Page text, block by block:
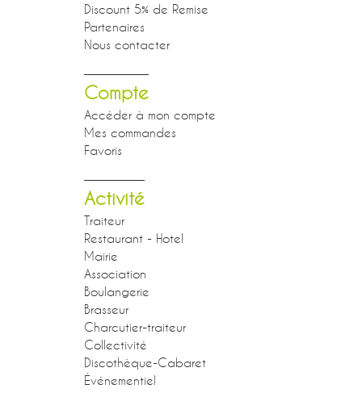
Discount 5% de Remise
Partenaires
Nous contacter
Compte
Accéder à mon compte
Mes commandes
Favoris
Activité
Traiteur
Restaurant - Hotel
Mairie
Association
Boulangerie
Brasseur
Charcutier-traiteur
Collectivité
Discothèque-Cabaret
Événementiel